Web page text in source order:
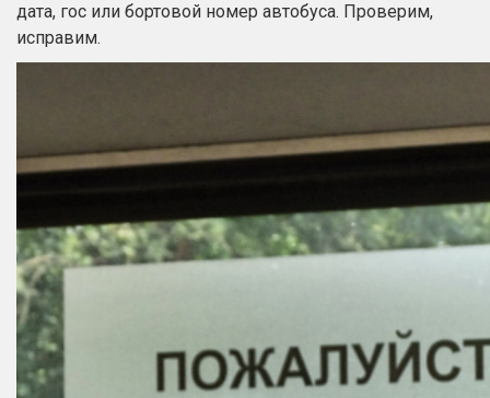
дата, гос или бортовой номер автобуса. Проверим,
исправим.